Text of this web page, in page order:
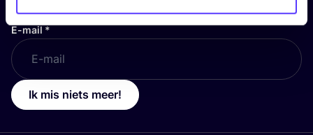
E-mail*
Ik mis niets meer!